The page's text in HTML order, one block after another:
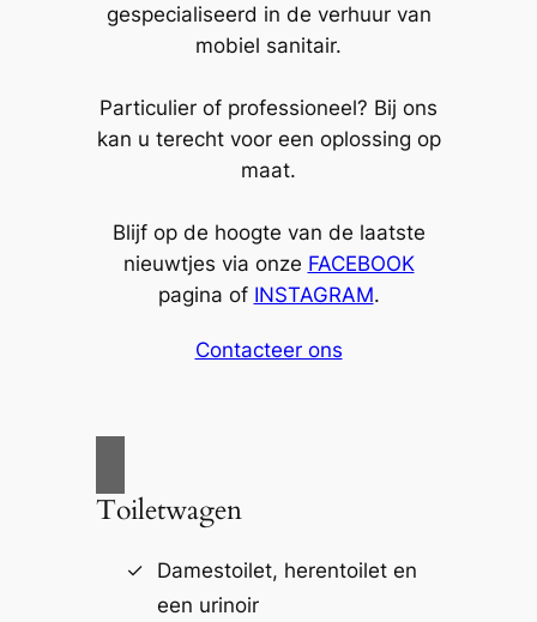
gespecialiseerd in de verhuur van
mobiel sanitair.
Particulier of professioneel? Bij ons
kan u terecht voor een oplossing op
maat.
Blijf op de hoogte van de laatste
nieuwtjes via onze FACEBOOK
pagina of INSTAGRAM.
Contacteer ons
Toiletwagen
Damestoilet, herentoilet en
een urinoir